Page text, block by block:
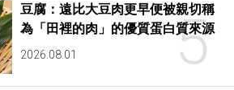
5
豆腐：遠比大豆肉更早便被親切稱
為「田裡的肉」的優質蛋白質來源
2026.08.01